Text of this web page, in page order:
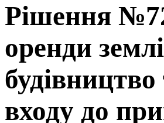
Рішення
оренди
входу до